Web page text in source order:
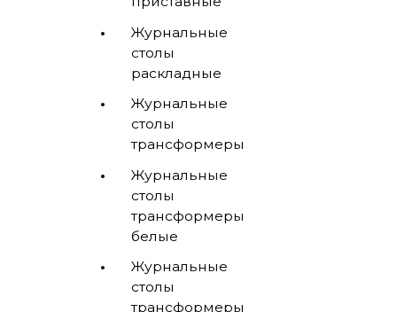
Журнальные
столы
раскладные
Журнальные
столы
трансформеры
Журнальные
столы
трансформеры
белые
Журнальные
столы
трансформеры